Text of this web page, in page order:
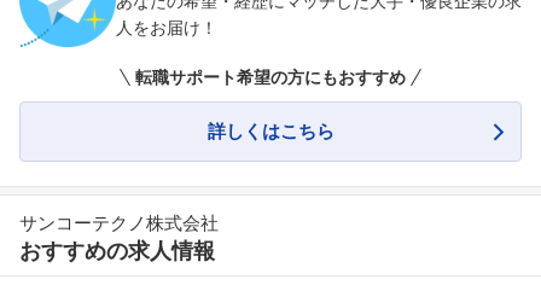
人をお届け！
転職サポート希望の方にもおすすめ
詳しくはこちら
サンコーテクノ株式会社
おすすめの求人情報